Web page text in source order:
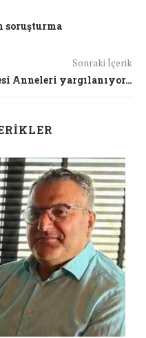
soruşturma
Sonraki İçerik
Anneleri yargılanıyor…